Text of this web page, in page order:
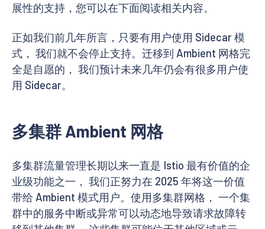
展性的支持，您可以在下面阅读相关内容。
正如我们前几年所言，只要有用户使用 Sidecar 模
式， 我们就不会停止支持。迁移到 Ambient 网格完
全是自愿的， 我们预计未来几年仍会有很多用户使
用 Sidecar。
多集群 Ambient 网格
多集群流量管理长期以来一直是 Istio 最有价值的企
业级功能之一， 我们正努力在 2025 年将这一价值
带给 Ambient 模式用户。使用多集群网格， 一个集
群中的服务中断或异常可以动态地导致请求故障转